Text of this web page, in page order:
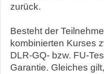
zurück.
Besteht der
kombinierten Kurses
DLR-GQ- bzw. FU-
Garantie. Gleiches